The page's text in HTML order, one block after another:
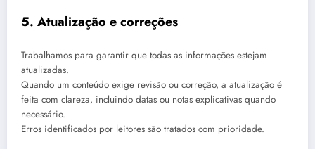
5. Atualização e correções
Trabalhamos para garantir que todas as informações estejam
atualizadas.
Quando um conteúdo exige revisão ou correção, a atualização é
feita com clareza, incluindo datas ou notas explicativas quando
necessário.
Erros identificados por leitores são tratados com prioridade.